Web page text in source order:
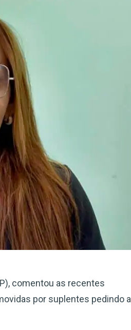
comentou as recentes
por suplentes pedindo a